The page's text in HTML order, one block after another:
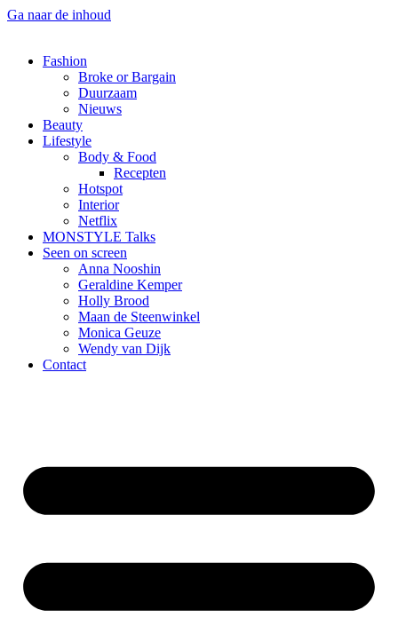
Ga naar de inhoud
Fashion
Broke or Bargain
Duurzaam
Nieuws
Beauty
Lifestyle
Body & Food
Recepten
Hotspot
Interior
Netflix
MONSTYLE Talks
Seen on screen
Anna Nooshin
Geraldine Kemper
Holly Brood
Maan de Steenwinkel
Monica Geuze
Wendy van Dijk
Contact